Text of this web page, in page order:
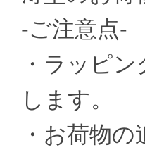
-ご注意点-
・ラッピ
します。
・お荷物